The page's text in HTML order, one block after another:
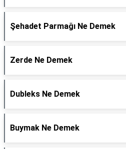
Şehadet Parmağı Ne Demek
Zerde Ne Demek
Dubleks Ne Demek
Buymak Ne Demek